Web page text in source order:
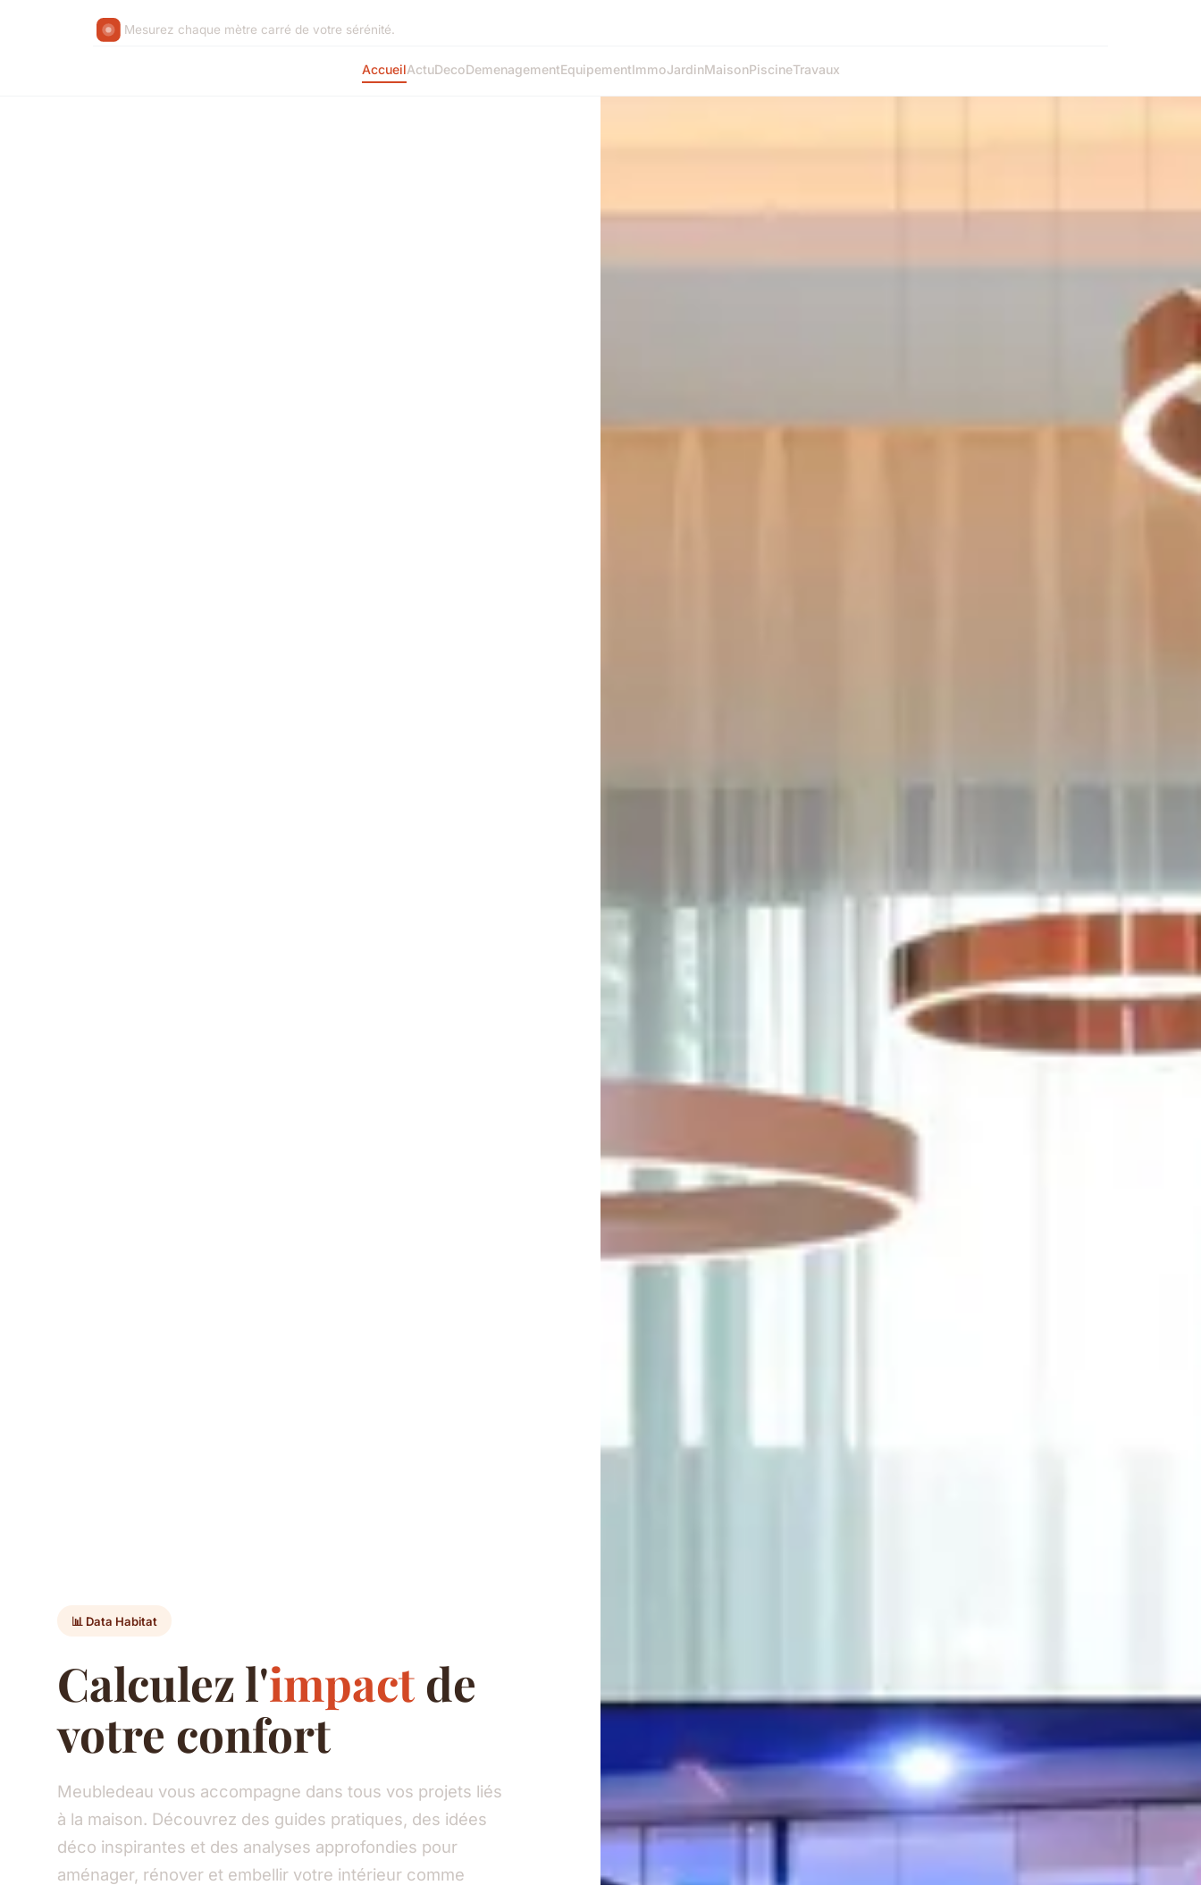
Mesurez chaque mètre carré de votre sérénité.
AccueilActuDecoDemenagementEquipementImmoJardinMaisonPiscineTravaux
📊 Data Habitat
Calculez l'impact de
votre confort
Meubledeau vous accompagne dans tous vos projets liés
à la maison. Découvrez des guides pratiques, des idées
déco inspirantes et des analyses approfondies pour
aménager, rénover et embellir votre intérieur comme